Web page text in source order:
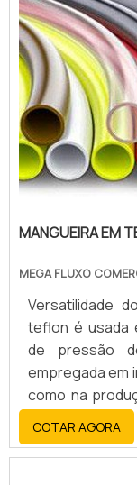
MANGUEIRA EM
MEGA FLUXO
Versatilidade
teflon é usada
de pressão
empregada em
como na
em
de motores
na indústria
COTAR AGORA